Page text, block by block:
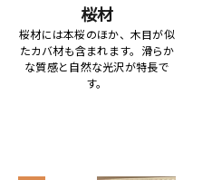
桜材
桜材には本桜のほか、木目が似
たカバ材も含まれます。滑らか
な質感と自然な光沢が特長で
す。